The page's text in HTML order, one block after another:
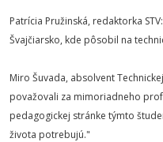
Patrícia Pružinská, redaktorka
Švajčiarsko, kde pôsobil na
Miro Šuvada, absolvent
považovali za mimoriadneho
pedagogickej stránke týmto
života potrebujú."